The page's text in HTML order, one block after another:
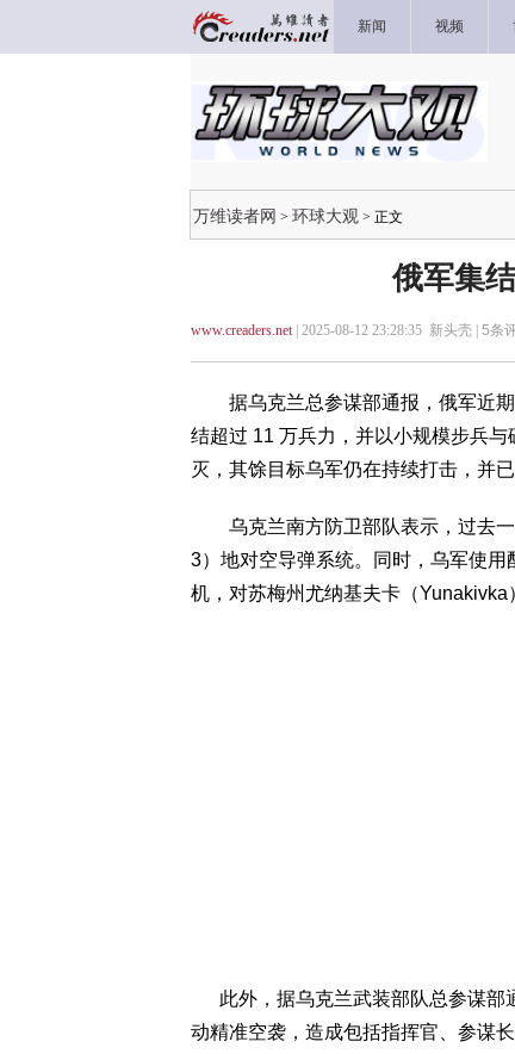
新闻 视频
万维读者网 > 环球大观 > 正文
俄军集
www.creaders.net| 2025-08-12 23:28:35 新头壳 | 5条
据乌克兰总参谋部通报，俄军近期
结超过 11 万兵力，并以小规模步兵
灭，其馀目标乌军仍在持续打击，并
乌克兰南方防卫部队表示，过去一
3）地对空导弹系统。同时，乌军使
机，对苏梅州尤纳基夫卡（Yunakivka
此外，据乌克兰武装部队总参谋部
动精准空袭，造成包括指挥官、参谋